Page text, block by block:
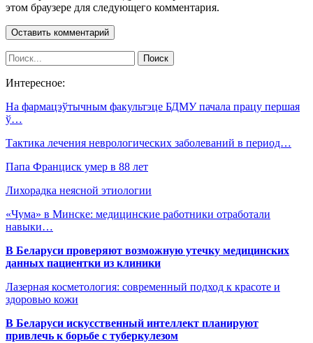
этом браузере для следующего комментария.
Интересное:
На фармацэўтычным факультэце БДМУ пачала працу першая
ў…
Тактика лечения неврологических заболеваний в период…
Папа Франциск умер в 88 лет
Лихорадка неясной этиологии
«Чума» в Минске: медицинские работники отработали
навыки…
В Беларуси проверяют возможную утечку медицинских
данных пациентки из клиники
Лазерная косметология: современный подход к красоте и
здоровью кожи
В Беларуси искусственный интеллект планируют
привлечь к борьбе с туберкулезом